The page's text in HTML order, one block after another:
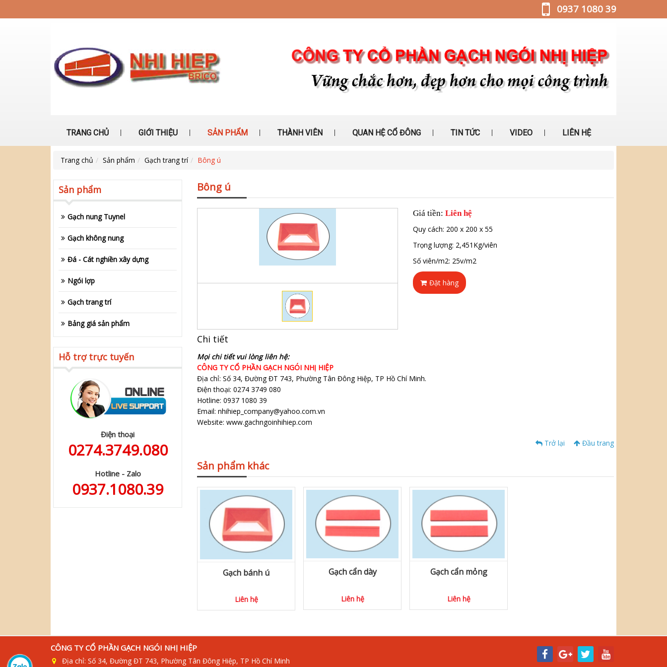
0937 1080 39
TRANG CHỦ GIỚI THIỆU SẢN PHẨM THÀNH VIÊN QUAN HỆ CỔ ĐÔNG TIN TỨC VIDEO LIÊN HỆ
Trang chủ Sản phẩm Gạch trang trí Bông ú
Bông ú
Giá tiền: Liên hệ
Quy cách: 200 x 200 x 55
Trọng lượng: 2,451Kg/viên
Số viên/m2: 25v/m2
Đặt hàng
Chi tiết
Mọi chi tiết vui lòng liên hệ:
CÔNG TY CỔ PHẦN GẠCH NGÓI NHỊ HIỆP
Địa chỉ: Số 34, Đường ĐT 743, Phường Tân Đông Hiệp, TP Hồ Chí Minh.
Điện thoại: 0274 3749 080
Hotline: 0937 1080 39
Email: nhihiep_company@yahoo.com.vn
Website: www.gachngoinhihiep.com
Trở lại Đầu trang
Sản phẩm khác
Gạch bánh ú
Liên hệ
Gạch cẩn dày
Liên hệ
Gạch cẩn mỏng
Liên hệ
Sản phẩm
Gạch nung Tuynel
Gạch không nung
Đá - Cát nghiền xây dựng
Ngói lợp
Gạch trang trí
Bảng giá sản phẩm
Hỗ trợ trực tuyến
Điện thoại
0274.3749.080
Hotline - Zalo
0937.1080.39
CÔNG TY CỔ PHẦN GẠCH NGÓI NHỊ HIỆP
Địa chỉ: Số 34, Đường ĐT 743, Phường Tân Đông Hiệp, TP Hồ Chí Minh